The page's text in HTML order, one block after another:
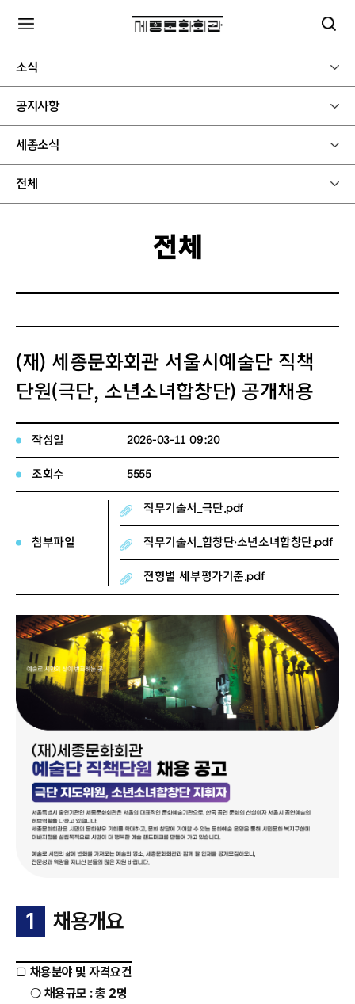
소식
공지사항
세종소식
전체
전체
(재) 세종문화회관 서울시예술단 직책
단원(극단, 소년소녀합창단) 공개채용
작성일 2026-03-11 09:20
조회수 5555
첨부파일
직무기술서_극단.pdf
직무기술서_합창단・소년소녀합창단.pdf
전형별 세부평가기준.pdf
1 채용개요
채용분야 및 자격요건
채용규모 : 총 2명